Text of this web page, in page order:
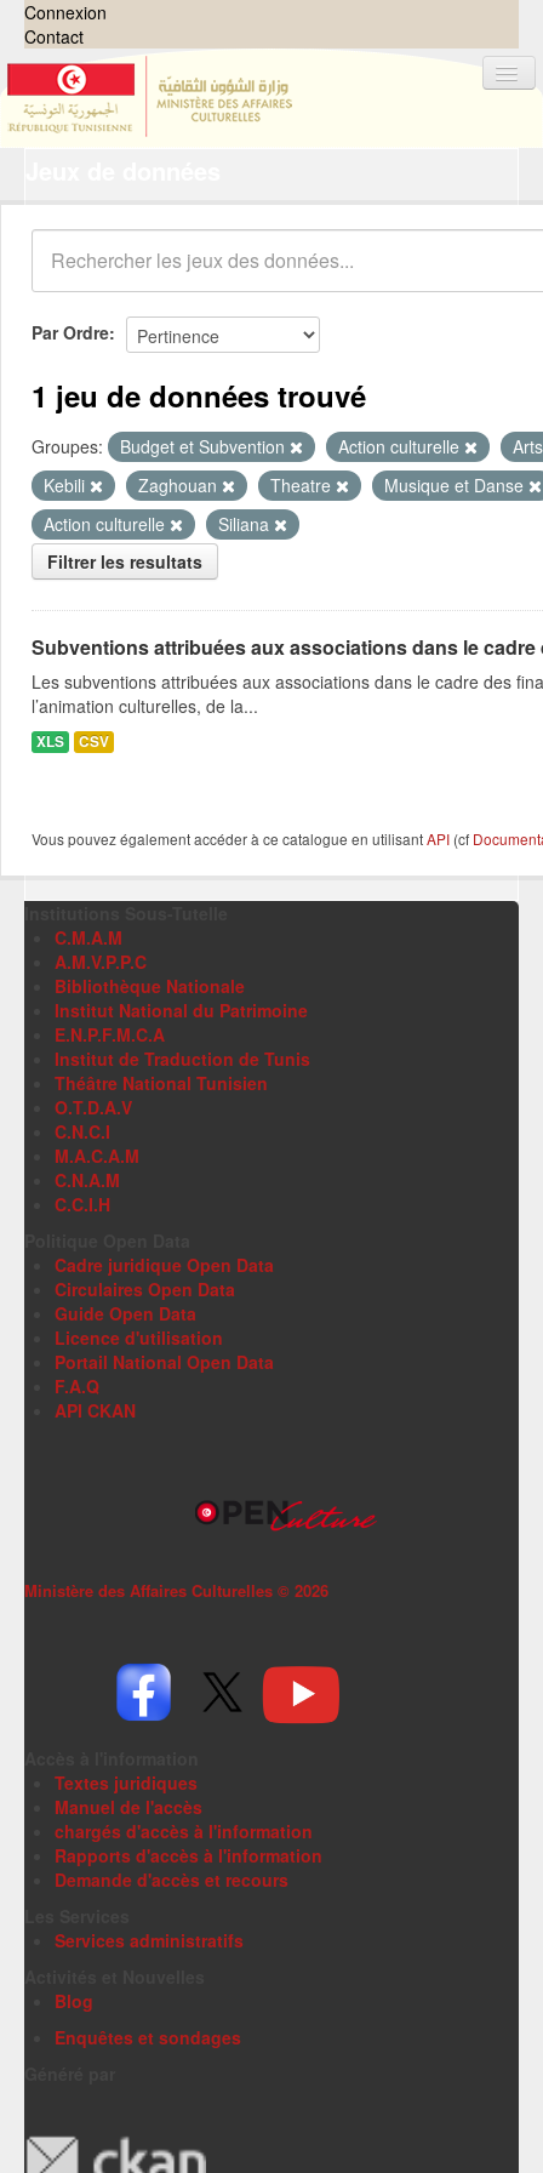
Connexion
Contact
Organisations
Groupes
Demandes 0
À propos
Par Ordre
1 jeu de données trouvé
Groupes: Budget et Subvention Action culturelle
Kebili
Zaghouan Theatre
Musique et Danse
Action culturelle
Siliana
Filtrer les resultats
Subventions attribuées aux associations dans le
Les subventions attribuées aux associations dans le cadre des
l’animation culturelles, de la...
XLS CSV
Vous pouvez également accéder à ce catalogue en utilisantAPI (cf
C.M.A.M
A.M.V.P.P.C
Bibliothèque Nationale
Institut National du Patrimoine
E.N.P.F.M.C.A
Institut de Traduction de Tunis
Théâtre National Tunisien
O.T.D.A.V
C.N.C.I
M.A.C.A.M
C.N.A.M
C.C.I.H
Cadre juridique Open Data
Circulaires Open Data
Guide Open Data
Licence d'utilisation
Portail National Open Data
F.A.Q
API CKAN
Ministère des Affaires Culturelles © 2026
Textes juridiques
Manuel de l'accès
chargés d'accès à l'information
Rapports d'accès à l'information
Demande d'accès et recours
Services administratifs
Blog
Enquêtes et sondages